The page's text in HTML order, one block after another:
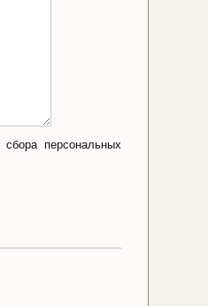
персональных